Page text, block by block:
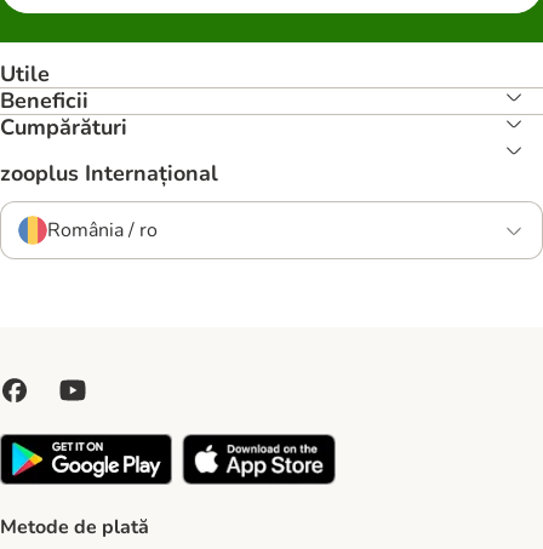
Utile
Beneficii
Cumpărături
zooplus Internațional
România / ro
Metode de plată